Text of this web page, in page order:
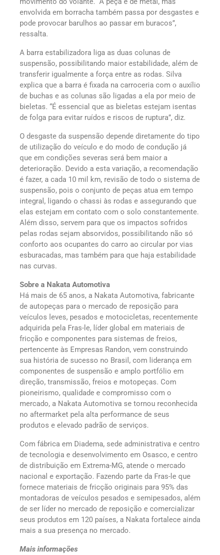
envolvida em borracha também passa por desgastes e
pode provocar barulhos ao passar em buracos”,
ressalta.
A barra estabilizadora liga as duas colunas de
suspensão, possibilitando maior estabilidade, além de
transferir igualmente a força entre as rodas. Silva
explica que a barra é fixada na carroceria com o auxílio
de buchas e as colunas são ligadas a ela por meio de
bieletas. “É essencial que as bieletas estejam isentas
de folga para evitar ruídos e riscos de ruptura”, diz.
O desgaste da suspensão depende diretamente do tipo
de utilização do veículo e do modo de condução já
que em condições severas será bem maior a
deterioração. Devido a esta variação, a recomendação
é fazer, a cada 10 mil km, revisão de todo o sistema de
suspensão, pois o conjunto de peças atua em tempo
integral, ligando o chassi às rodas e assegurando que
elas estejam em contato com o solo constantemente.
Além disso, servem para que os impactos sofridos
pelas rodas sejam absorvidos, possibilitando não só
conforto aos ocupantes do carro ao circular por vias
esburacadas, mas também para que haja estabilidade
nas curvas.
Sobre a Nakata Automotiva
Há mais de 65 anos, a Nakata Automotiva, fabricante
de autopeças para o mercado de reposição para
veículos leves, pesados e motocicletas, recentemente
adquirida pela Fras-le, líder global em materiais de
fricção e componentes para sistemas de freios,
pertencente às Empresas Randon, vem construindo
sua história de sucesso no Brasil, com liderança em
componentes de suspensão e amplo portfólio em
direção, transmissão, freios e motopeças. Com
pioneirismo, qualidade e compromisso com o
mercado, a Nakata Automotiva se tornou reconhecida
no aftermarket pela alta performance de seus
produtos e elevado padrão de serviços.
Com fábrica em Diadema, sede administrativa e centro
de tecnologia e desenvolvimento em Osasco, e centro
de distribuição em Extrema-MG, atende o mercado
nacional e exportação. Fazendo parte da Fras-le que
fornece materiais de fricção originais para 95% das
montadoras de veículos pesados e semipesados, além
de ser líder no mercado de reposição e comercializar
seus produtos em 120 países, a Nakata fortalece ainda
mais a sua presença no mercado.
Mais informações